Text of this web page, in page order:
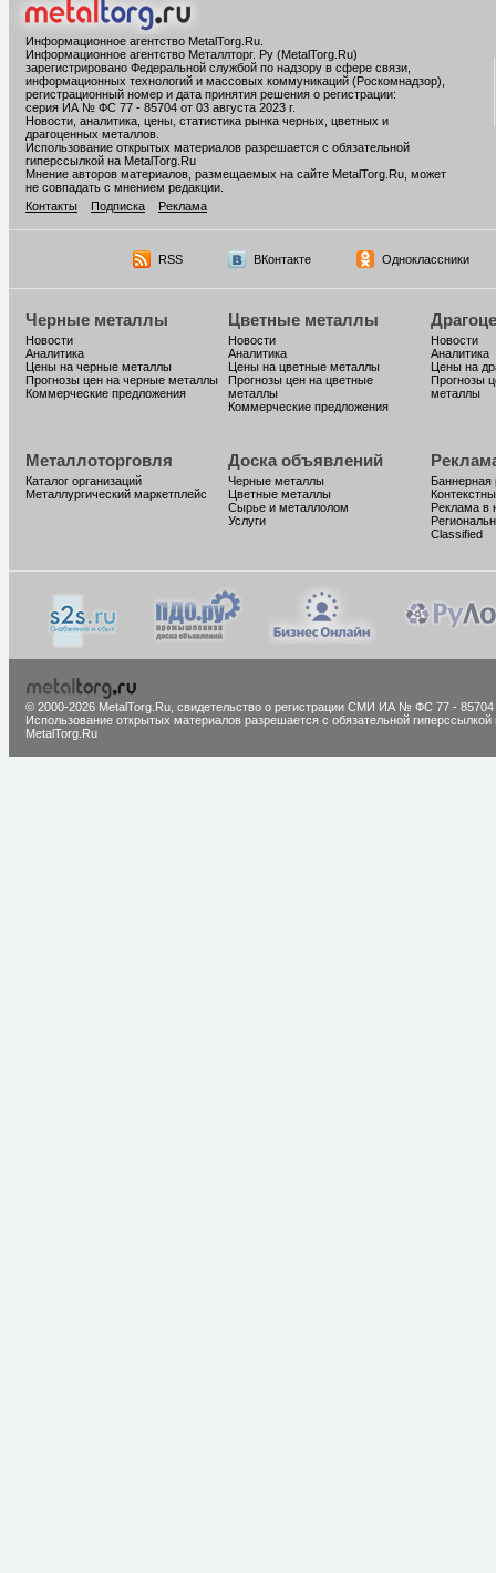
Информационное агентство MetalTorg.Ru
Информационное агентство Металлторг. Ру (MetalTorg.Ru)
зарегистрировано Федеральной службой по надзору в сфере связи,
информационных технологий и массовых коммуникаций (Роскомнадзор),
регистрационный номер и дата принятия решения о регистрации:
серия ИА № ФС 77 - 85704 от 03 августа 2023 г.
Новости, аналитика, цены, статистика рынка черных, цветных и
драгоценных металлов.
Использование открытых материалов разрешается с обязательной
гиперссылкой на MetalTorg.Ru
Мнение авторов материалов, размещаемых на сайте MetalTorg.Ru, может
не совпадать с мнением редакции.
Контакты
Подписка Реклама
RSS ВКонтакте Одноклассники
Черные металлы
Новости
Аналитика
Цены на черные металлы
Прогнозы цен на черные металлы
Коммерческие предложения
Цветные металлы
Новости
Аналитика
Цены на цветные металлы
Прогнозы цен на цветные
металлы
Коммерческие предложения
Новости
Аналитика
Цены на
Прогнозы
металлы
Металлоторговля
Каталог организаций
Металлургический маркетплейс
Доска объявлений
Черные металлы
Цветные металлы
Сырье и металлолом
Услуги
Баннерная
Реклама в
Classified
© 2000-2026 MetalTorg.Ru, cвидетельство о регистрации СМИ ИА № ФС 77 - 85704
Использование открытых материалов разрешается с обязательной гиперссылкой
MetalTorg.Ru